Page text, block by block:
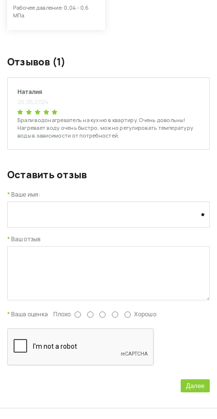
Рабочее давление: 0,04 - 0,6
МПа
Отзывов (1)
Наталия
26.06.2024
Брали водонагреватель на кухню в квартиру. Очень довольны!
Нагревает воду очень быстро, можно регулировать температуру
воды в зависимости от потребностей.
Оставить отзыв
Ваше имя:
Ваш отзыв
Ваша оценка Плохо Хорошо
Далее